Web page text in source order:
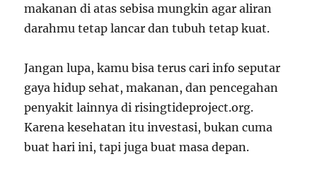
makanan di atas sebisa mungkin agar aliran
darahmu tetap lancar dan tubuh tetap kuat.
Jangan lupa, kamu bisa terus cari info seputar
gaya hidup sehat, makanan, dan pencegahan
penyakit lainnya di risingtideproject.org.
Karena kesehatan itu investasi, bukan cuma
buat hari ini, tapi juga buat masa depan.